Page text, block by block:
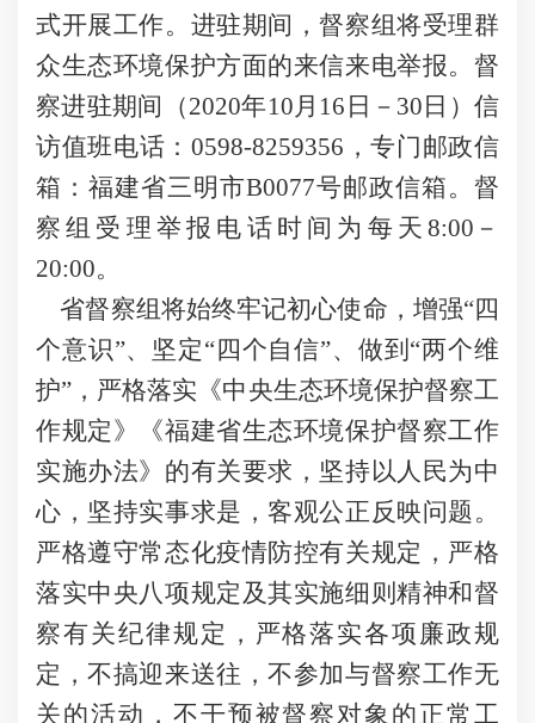
式开展工作。进驻期间，督察组将受理群
众生态环境保护方面的来信来电举报。督
察进驻期间（2020年10月16日－30日）信
访值班电话：0598-8259356，专门邮政信
箱：福建省三明市B0077号邮政信箱。督
察组受理举报电话时间为每天8:00－
20:00。
省督察组将始终牢记初心使命，增强“四
个意识”、坚定“四个自信”、做到“两个维
护”，严格落实《中央生态环境保护督察工
作规定》《福建省生态环境保护督察工作
实施办法》的有关要求，坚持以人民为中
心，坚持实事求是，客观公正反映问题。
严格遵守常态化疫情防控有关规定，严格
落实中央八项规定及其实施细则精神和督
察有关纪律规定，严格落实各项廉政规
定，不搞迎来送往，不参加与督察工作无
关的活动，不干预被督察对象的正常工